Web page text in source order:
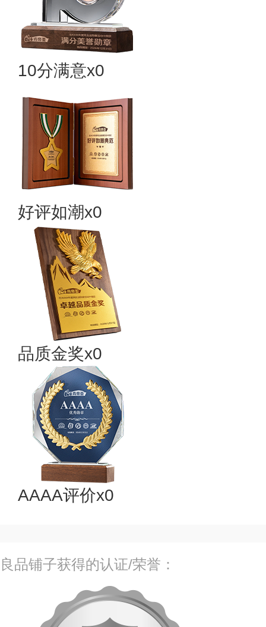
10分满意x0
好评如潮x0
品质金奖x0
AAAA评价x0
良品铺子获得的认证/荣誉：